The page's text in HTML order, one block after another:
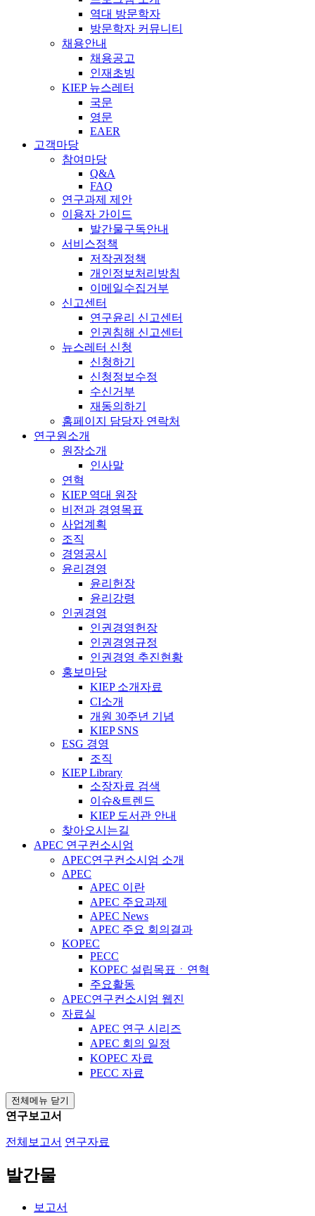
역대 방문학자
방문학자 커뮤니티
채용안내
채용공고
인재초빙
KIEP 뉴스레터
국문
영문
EAER
고객마당
참여마당
Q&A
FAQ
연구과제 제안
이용자 가이드
발간물구독안내
서비스정책
저작권정책
개인정보처리방침
이메일수집거부
신고센터
연구윤리 신고센터
인권침해 신고센터
뉴스레터 신청
신청하기
신청정보수정
수신거부
재동의하기
홈페이지 담당자 연락처
연구원소개
원장소개
인사말
연혁
KIEP 역대 원장
비전과 경영목표
사업계획
조직
경영공시
윤리경영
윤리헌장
윤리강령
인권경영
인권경영헌장
인권경영규정
인권경영 추진현황
홍보마당
KIEP 소개자료
CI소개
개원 30주년 기념
KIEP SNS
ESG 경영
조직
KIEP Library
소장자료 검색
이슈&트렌드
KIEP 도서관 안내
찾아오시는길
APEC 연구컨소시엄
APEC연구컨소시엄 소개
APEC
APEC 이란
APEC 주요과제
APEC News
APEC 주요 회의결과
KOPEC
PECC
KOPEC 설립목표ㆍ연혁
주요활동
APEC연구컨소시엄 웹진
자료실
APEC 연구 시리즈
APEC 회의 일정
KOPEC 자료
PECC 자료
전체메뉴 닫기
연구보고서
전체보고서 연구자료
발간물
보고서